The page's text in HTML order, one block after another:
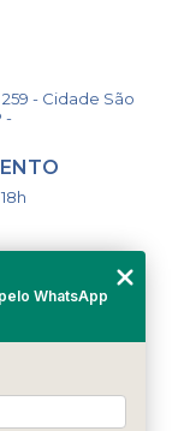
- Cidade São
-
WhatsApp